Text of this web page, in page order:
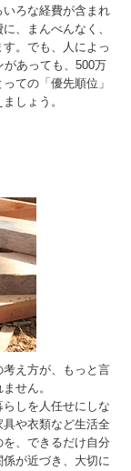
ろな経費が含まれ
、まんべんなく、
。でも、人によっ
あっても、500万
ての「優先順位」
しょう。
え方が、もっと言
せん。
しを人任せにしな
や衣類など生活全
、できるだけ自分
が近づき、大切に